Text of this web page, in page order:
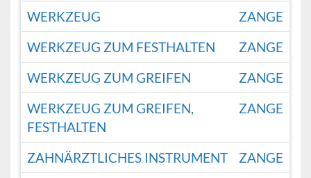
WERKZEUG
ZANGE
WERKZEUG ZUM FESTHALTEN
ZANGE
WERKZEUG ZUM GREIFEN
ZANGE
WERKZEUG ZUM GREIFEN,
FESTHALTEN
ZANGE
ZAHNÄRZTLICHES INSTRUMENT ZANGE